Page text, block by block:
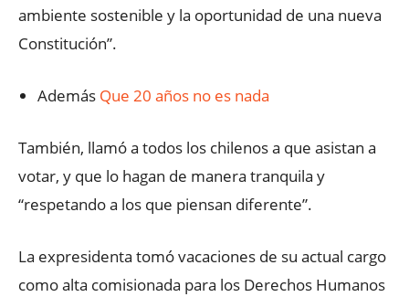
ambiente sostenible y la oportunidad de una nueva
Constitución”.
Además Que 20 años no es nada
También, llamó a todos los chilenos a que asistan a
votar, y que lo hagan de manera tranquila y
“respetando a los que piensan diferente”.
La expresidenta tomó vacaciones de su actual cargo
como alta comisionada para los Derechos Humanos